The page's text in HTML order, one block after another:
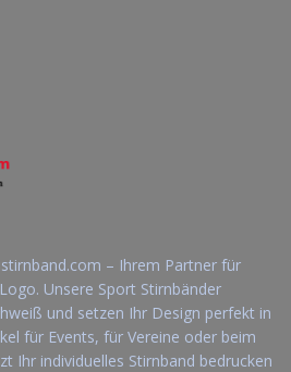
– Ihrem Partner für
Unsere Sport Stirnbänder
und setzen Ihr Design perfekt in
für Events, für Vereine oder beim
Ihr individuelles Stirnband bedrucken